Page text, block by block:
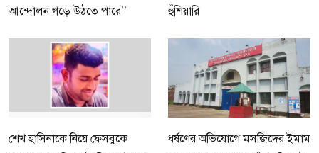
আন্দোলন গড়ে উঠতে পারে’’
হুঁশিয়ারি
শেখ হাসিনাকে নিয়ে ফেসবুকে
ধর্ষণের অভিযোগে মসজিদের ইমাম